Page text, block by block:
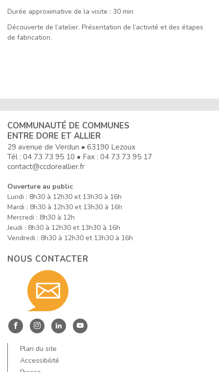
Durée approximative de la visite : 30 min
Découverte de l’atelier. Présentation de l’activité et des étapes
de fabrication.
COMMUNAUTÉ DE COMMUNES
ENTRE DORE ET ALLIER
29 avenue de Verdun • 63190 Lezoux
Tél : 04 73 73 95 10 • Fax : 04 73 73 95 17
contact@ccdoreallier.fr
Ouverture au public
Lundi : 8h30 à 12h30 et 13h30 à 16h
Mardi : 8h30 à 12h30 et 13h30 à 16h
Mercredi : 8h30 à 12h
Jeudi : 8h30 à 12h30 et 13h30 à 16h
Vendredi : 8h30 à 12h30 et 13h30 à 16h
NOUS CONTACTER
nous
Entre
Allier
Entre
Allier
Entre Entre
Plan du site
Accessibilité